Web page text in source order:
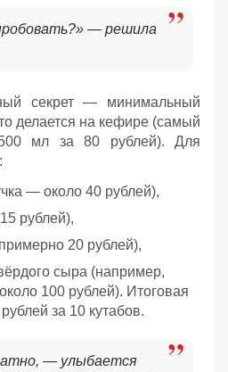
— решила
секрет — минимальный
делается на кефире (самый
мл за 80 рублей). Для
— около 40 рублей),
рублей),
20 рублей),
сыра (например,
100 рублей). Итоговая
за 10 кутабов.
— улыбается